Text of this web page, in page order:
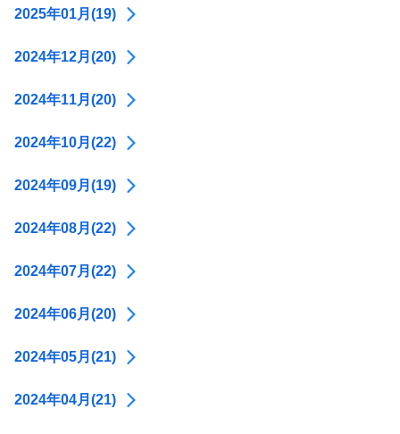
2025年01月(19)
2024年12月(20)
2024年11月(20)
2024年10月(22)
2024年09月(19)
2024年08月(22)
2024年07月(22)
2024年06月(20)
2024年05月(21)
2024年04月(21)